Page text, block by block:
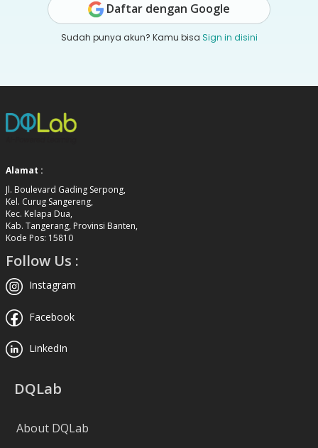
Daftar dengan Google
Sudah punya akun? Kamu bisa Sign in disini
Alamat :
Jl. Boulevard Gading Serpong,
Kel. Curug Sangereng,
Kec. Kelapa Dua,
Kab. Tangerang, Provinsi Banten,
Kode Pos: 15810
Follow Us :
Instagram
Facebook
LinkedIn
DQLab
About DQLab